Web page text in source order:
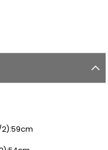
2):59cm